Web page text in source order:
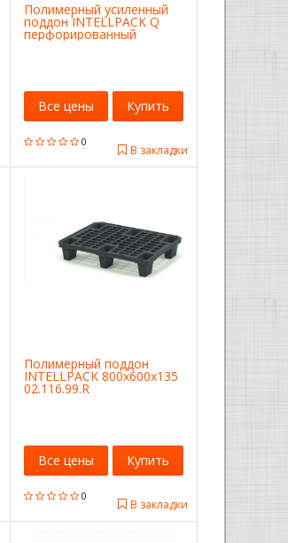
Полимерный усиленный
поддон INTELLPACK Q
перфорированный
1200x800x150
0
В закладки
Все цены Купить
Полимерный поддон
INTELLPACK 800x600x135
02.116.99.R
0
В закладки
Все цены Купить